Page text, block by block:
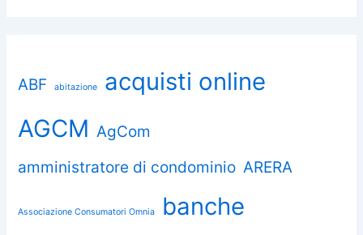
ABF abitazione
acquisti online
AGCM AgCom
amministratore di condominio ARERA
Associazione Consumatori Omnia banche